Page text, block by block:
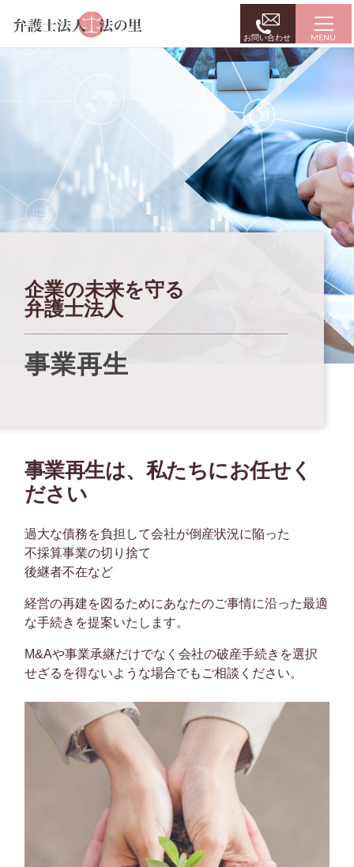
お問い合わせ
企業の未来を守る
弁護士法人
事業再生
事業再生は、私たちにお任せく
ださい
過大な債務を負担して会社が倒産状況に陥った
不採算事業の切り捨て
後継者不在など
経営の再建を図るためにあなたのご事情に沿った最適
な手続きを提案いたします。
M&Aや事業承継だけでなく会社の破産手続きを選択
せざるを得ないような場合でもご相談ください。